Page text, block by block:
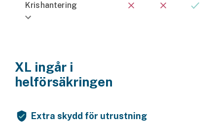
Krishantering
XL ingår i
helförsäkringen
Extra skydd för utrustning